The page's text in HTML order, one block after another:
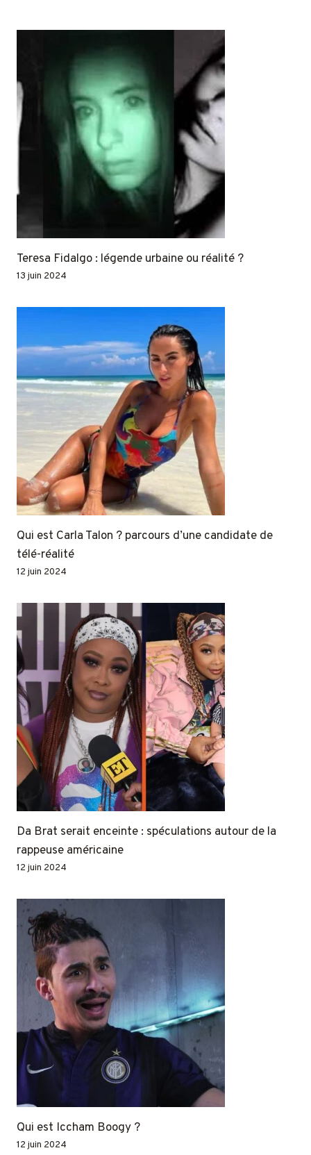
Teresa Fidalgo : légende urbaine ou réalité ?
13 juin 2024
Qui est Carla Talon ? parcours d’une candidate de
télé-réalité
12 juin 2024
Da Brat serait enceinte : spéculations autour de la
rappeuse américaine
12 juin 2024
Qui est Iccham Boogy ?
12 juin 2024